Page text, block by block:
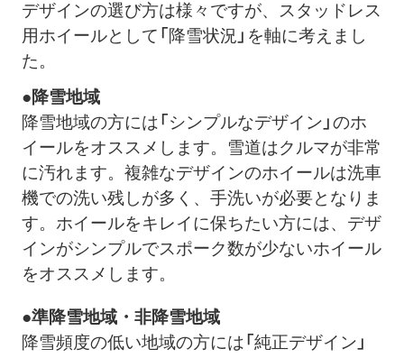
デザインの選び方は様々ですが、スタッドレス
用ホイールとして「降雪状況」を軸に考えまし
た。
●降雪地域
降雪地域の方には「シンプルなデザイン」のホ
イールをオススメします。雪道はクルマが非常
に汚れます。複雑なデザインのホイールは洗車
機での洗い残しが多く、手洗いが必要となりま
す。ホイールをキレイに保ちたい方には、デザ
インがシンプルでスポーク数が少ないホイール
をオススメします。
●準降雪地域・非降雪地域
降雪頻度の低い地域の方には「純正デザイン」